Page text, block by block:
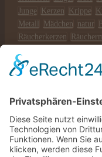
Junge
Kerzen Krippe
Metall
Mädchen natur
Räucherkerzen
Teelicht
©2026
& Umsetzung
×